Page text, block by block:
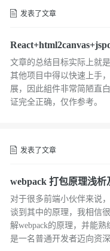
发表了文章
印
文章的总结目标实际上就
其他项目中得以快速上手
展，因此組件非常简陋直
证完全正确，仅作参考。
发表了文章
webpack 打包原理浅析
对于很多前端小伙伴来说
谈到其中的原理，我相信
解webpack的原理，并能
是一名普通开发者迈向资